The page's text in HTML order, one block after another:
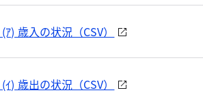
ｱ) 歳入の状況（CSV）
ｲ) 歳出の状況（CSV）